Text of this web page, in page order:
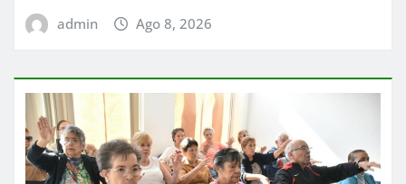
admin Ago 8, 2026